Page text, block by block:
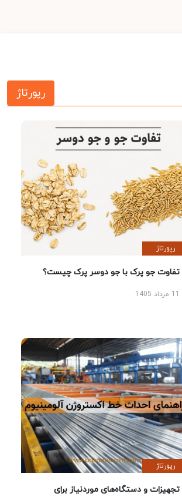
رپورتاژ
رپورتاژ
تفاوت جو پرک با جو دوسر پرک چیست؟
رپورتاژ
تجهیزات و دستگاه‌های موردنیاز برای